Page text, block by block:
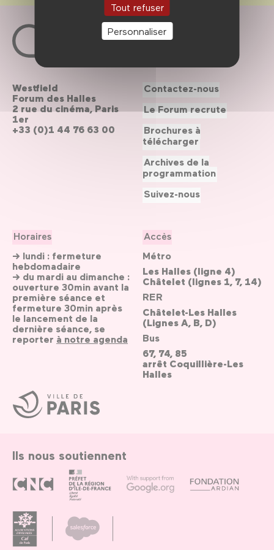
Tout refuser
Personnaliser
Ville
de
Paris
Westfield
Forum des Halles
2 rue du cinéma, Paris
1er
+33 (0)1 44 76 63 00
Horaires
→ lundi : fermeture
hebdomadaire
→ du mardi au dimanche :
ouverture 30min avant la
première séance et
fermeture 30min après
le lancement de la
dernière séance, se
reporter à notre agenda
Accès
Métro
Les Halles (ligne 4)
Châtelet (lignes 1, 7, 14)
RER
Châtelet-Les Halles
(Lignes A, B, D)
Bus
67, 74, 85
arrêt Coquillière-Les
Halles
Contactez-nous
Le Forum recrute
Brochures à
télécharger
Archives de la
programmation
Suivez-nous
Ils nous soutiennent